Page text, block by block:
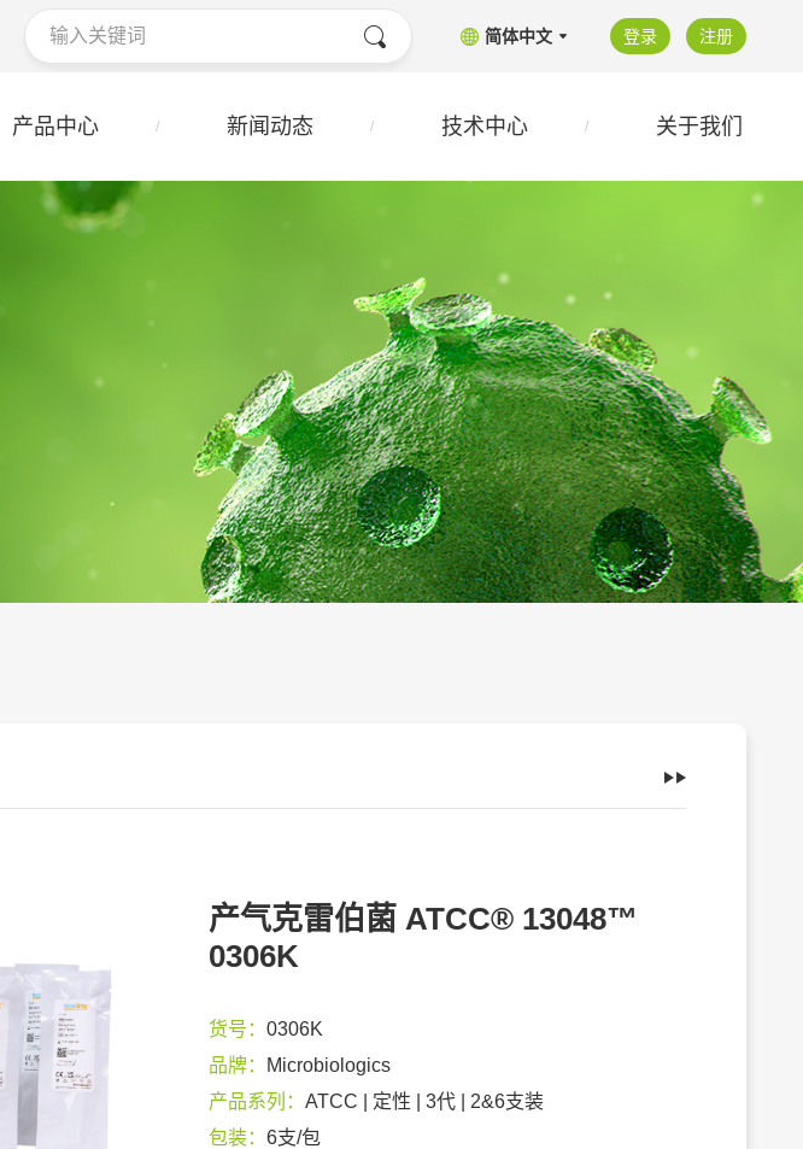
简体中文 登录 注册
产品中心 新闻动态 技术中心 关于我们
产气克雷伯菌 ATCC® 13048™
0306K
货号： 0306K
品牌：
Microbiologics
产品系列： ATCC | 定性 | 3代 | 2&6支装
包装： 6支/包